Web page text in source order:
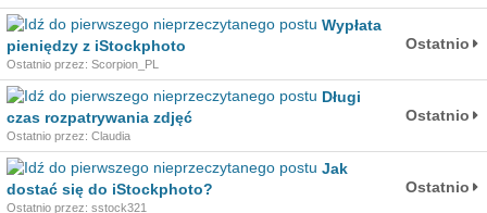
Wypłata
pieniędzy z iStockphoto
Ostatnio przez: Scorpion_PL
Ostatnio
Długi
czas rozpatrywania zdjęć
Ostatnio przez: Claudia
Ostatnio
Jak
dostać się do iStockphoto?
Ostatnio przez: sstock321
Ostatnio